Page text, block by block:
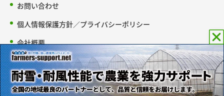
お問い合わせ
個人情報保護方針／プライバシーポリシー
会社概要
copyright © 2005-2026 農材ドットコム all Rights Reserved.